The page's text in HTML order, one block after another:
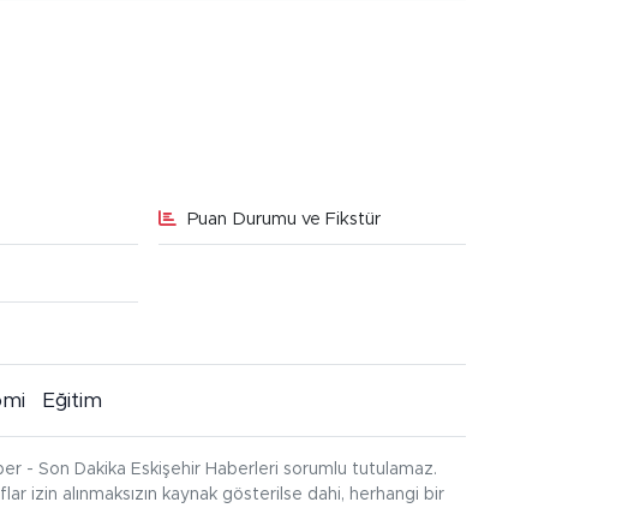
Puan Durumu ve Fikstür
Eğitim
- Son Dakika Eskişehir Haberleri sorumlu tutulamaz.
izin alınmaksızın kaynak gösterilse dahi, herhangi bir